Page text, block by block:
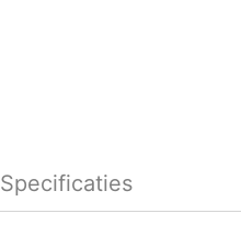
Specificaties